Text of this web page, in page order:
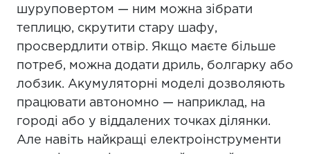
шуруповертом — ним можна зібрати
теплицю, скрутити стару шафу,
просвердлити отвір. Якщо маєте більше
потреб, можна додати дриль, болгарку або
лобзик. Акумуляторні моделі дозволяють
працювати автономно — наприклад, на
городі або у віддалених точках ділянки.
Але навіть найкращі електроінструменти